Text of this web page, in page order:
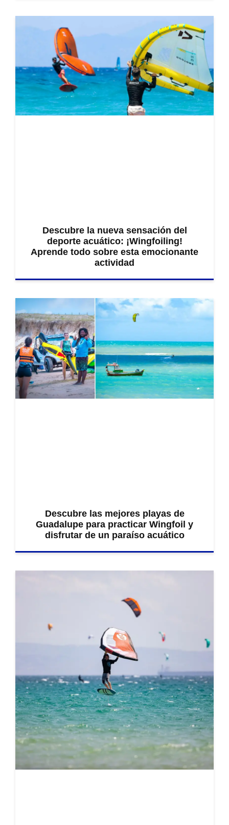
Descubre la nueva sensación del
deporte acuático: ¡Wingfoiling!
Aprende todo sobre esta emocionante
actividad
Descubre las mejores playas de
Guadalupe para practicar Wingfoil y
disfrutar de un paraíso acuático